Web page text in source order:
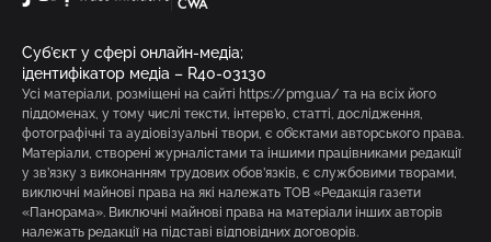
Суб’єкт у сфері онлайн-медіа;
ідентифікатор медіа – R40-03130
Усі матеріали, розміщені на сайті https://pmg.ua/ та на всіх його
піддоменах, у тому числі тексти, інтерв’ю, статті, дослідження,
фотографічні та аудіовізуальні твори, є об’єктами авторського права.
Матеріали, створені журналістами та іншими працівниками редакції
у зв’язку з виконанням трудових обов’язків, є службовими творами,
виключні майнові права на які належать ТОВ «Редакція газети
«Панорама». Виключні майнові права на матеріали інших авторів
належать редакції на підставі відповідних договорів.